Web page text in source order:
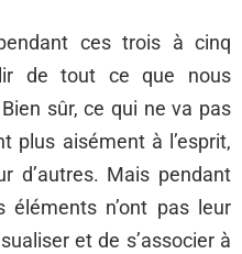
ces trois à cinq
de tout ce que nous
sûr, ce qui ne va pas
plus aisément à l’esprit,
d’autres. Mais pendant
éléments n’ont pas leur
et de s’associer à